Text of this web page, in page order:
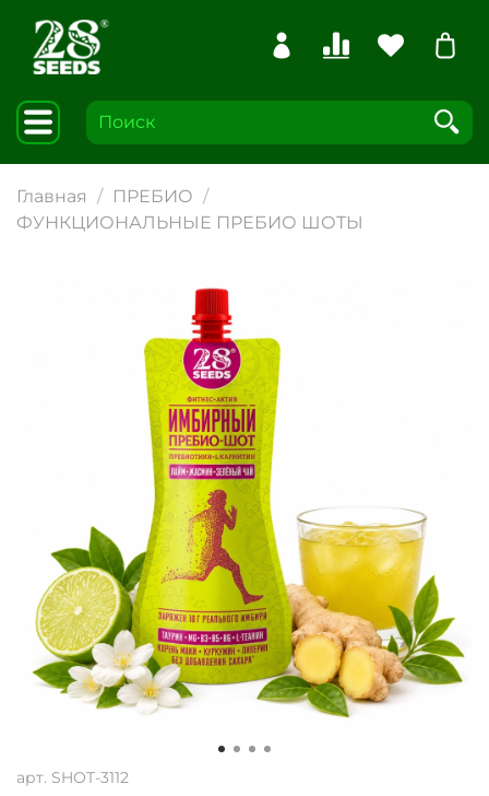
Главная
ПРЕБИО
ФУНКЦИОНАЛЬНЫЕ ПРЕБИО ШОТЫ
арт. SHOT-3112